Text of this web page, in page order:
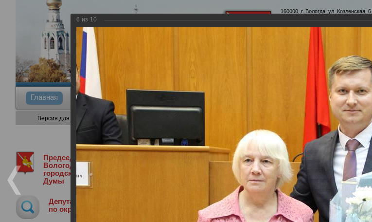
160000, г. Вологда, ул. Козленская,
www.duma-
Главная Общие сведения Комитеты Контакты
Версия для слабовидящих
Председатель
Вологодской
городской
Думы
Депутат
по округу
Председатель Вологодской городской Думы Фотохроника
Награждение победителей
Награждение победителей конкурса «Дружный дом - 2019»
6 из 10